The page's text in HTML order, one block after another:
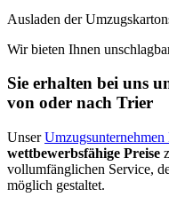
Ausladen der
Wir bieten Ihnen
Sie erhalten bei uns
von oder nach Trier
Unser
wettbewerbsfähige Preise
vollumfänglichen Service,
möglich gestaltet.